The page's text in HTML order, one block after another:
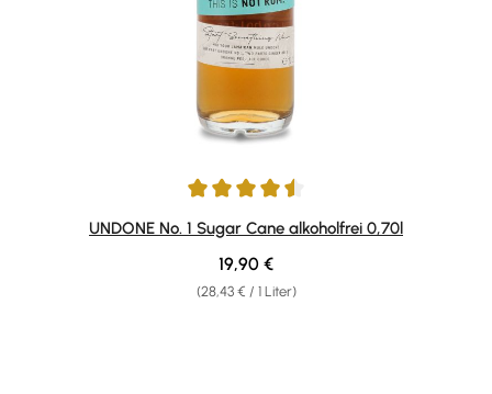
Durchschnittliche Bewertung von 4.5 von 5 Sternen
UNDONE No. 1 Sugar Cane alkoholfrei 0,70l
(28,43 € / 1 Liter)
Regulärer Preis:
19,90 €